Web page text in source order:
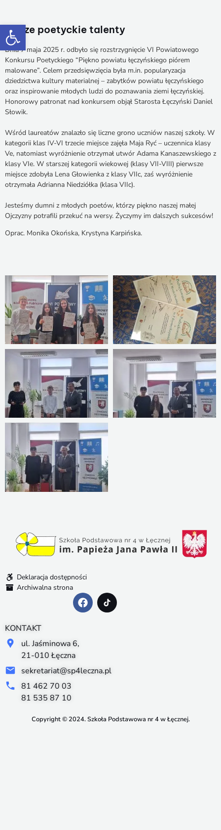
Otwórz pasek narzędzi
Nasze poetyckie talenty
Dnia 7 maja 2025 r. odbyło się rozstrzygnięcie VI Powiatowego
Konkursu Poetyckiego “Piękno powiatu łęczyńskiego piórem
malowane”. Celem przedsięwzięcia była m.in. popularyzacja
dziedzictwa kultury materialnej – zabytków powiatu łęczyńskiego
oraz inspirowanie młodych ludzi do poznawania ziemi łęczyńskiej.
Honorowy patronat nad konkursem objął Starosta Łęczyński Daniel
Słowik.
Wśród laureatów znalazło się liczne grono uczniów naszej szkoły. W
kategorii klas IV-VI trzecie miejsce zajęła Maja Ryć – uczennica klasy
Ve, natomiast wyróżnienie otrzymał utwór Adama Kanaszewskiego z
klasy VIe. W starszej kategorii wiekowej (klasy VII-VIII) pierwsze
miejsce zdobyła Lena Głowienka z klasy VIIc, zaś wyróżnienie
otrzymała Adrianna Niedziółka (klasa VIIc).
Jesteśmy dumni z młodych poetów, którzy piękno naszej małej
Ojczyzny potrafili przekuć na wersy. Życzymy im dalszych sukcesów!
Oprac. Monika Okońska, Krystyna Karpińska.
Deklaracja dostępności
Archiwalna strona
KONTAKT
ul. Jaśminowa 6,
21-010 Łęczna
sekretariat@sp4leczna.pl
81 462 70 03
81 535 87 10
Copyright © 2024. Szkoła Podstawowa nr 4 w Łęcznej.